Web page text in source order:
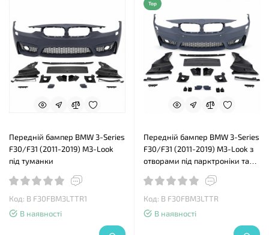
Передній бампер BMW 3-Series
F30/F31 (2011-2019) M3-Look
під туманки
Код: B F30FBM3LTTR1
В наявності
Top
Передній бампер BMW 3-Series
F30/F31 (2011-2019) M3-Look з
отворами під парктроніки та
Код: B F30FBM3LTTR
В наявності